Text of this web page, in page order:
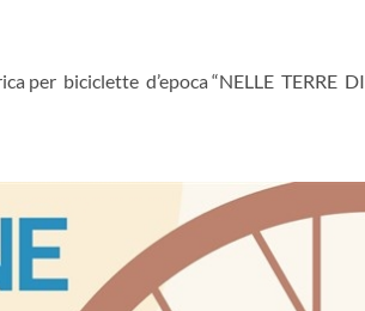
biciclette d’epoca “NELLE TERRE DI